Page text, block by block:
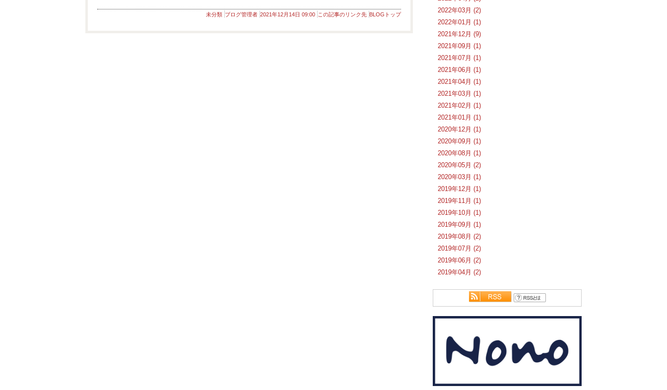
未分類 ブログ管理者 2021年12月14日 09:00 この記事のリンク先 BLOGトップ
2022年03月 (2)
2022年01月 (1)
2021年12月 (9)
2021年09月 (1)
2021年07月 (1)
2021年06月 (1)
2021年04月 (1)
2021年03月 (1)
2021年02月 (1)
2021年01月 (1)
2020年12月 (1)
2020年09月 (1)
2020年08月 (1)
2020年05月 (2)
2020年03月 (1)
2019年12月 (1)
2019年11月 (1)
2019年10月 (1)
2019年09月 (1)
2019年08月 (2)
2019年07月 (2)
2019年06月 (2)
2019年04月 (2)